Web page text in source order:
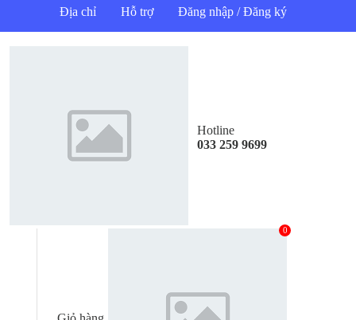
Địa chỉ Hỗ trợ Đăng nhập / Đăng ký
Hotline
033 259 9699
0